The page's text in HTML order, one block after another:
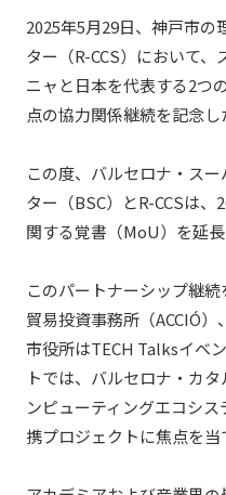
2025年5月29日、神戸市の
ター（R-CCS）において
ニャと日本を代表する2つ
点の協力関係継続を記念し
この度、バルセロナ・ス
ター（BSC）とR-CCSは
関する覚書（MoU）を延
このパートナーシップ継
貿易投資事務所（ACCIÓ）
市役所はTECH Talksイベ
トでは、バルセロナ・カ
ンピューティングエコシ
携プロジェクトに焦点を当